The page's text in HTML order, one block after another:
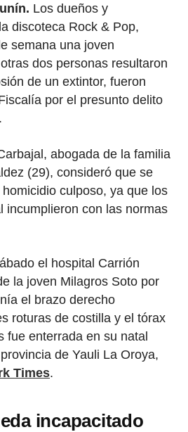
Los dueños y
discoteca Rock & Pop,
semana una joven
dos personas resultaron
de un extintor, fueron
por el presunto delito
abogada de la familia
(29), consideró que se
culposo, ya que los
incumplieron con las normas
el hospital Carrión
la joven Milagros Soto por
el brazo derecho
roturas de costilla y el tórax
fue enterrada en su natal
de Yauli La Oroya,
Times.
incapacitado